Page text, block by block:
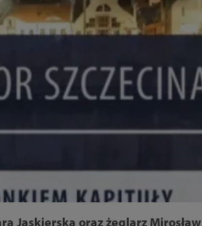
Jaskierska oraz żeglarz Mirosław